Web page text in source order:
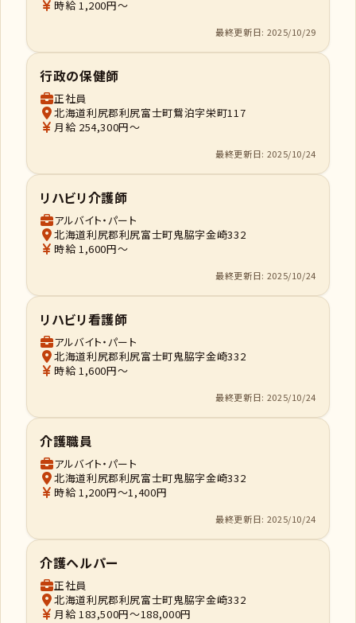
時給 1,200円～
最終更新日: 2025/10/29
行政の保健師
正社員
北海道利尻郡利尻富士町鴛泊字栄町117
月給 254,300円～
最終更新日: 2025/10/24
リハビリ介護師
アルバイト・パート
北海道利尻郡利尻富士町鬼脇字金崎332
時給 1,600円～
最終更新日: 2025/10/24
リハビリ看護師
アルバイト・パート
北海道利尻郡利尻富士町鬼脇字金崎332
時給 1,600円～
最終更新日: 2025/10/24
介護職員
アルバイト・パート
北海道利尻郡利尻富士町鬼脇字金崎332
時給 1,200円～1,400円
最終更新日: 2025/10/24
介護ヘルパー
正社員
北海道利尻郡利尻富士町鬼脇字金崎332
月給 183,500円～188,000円